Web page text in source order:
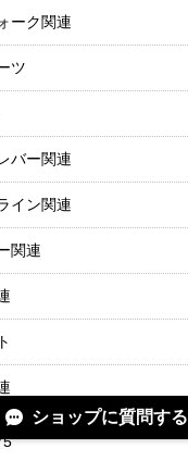
ーク関連
ツ
バー関連
イン関連
関連
ショップに質問する